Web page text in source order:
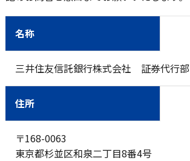
名称
三井住友信託銀行株式会社 証券代行部
住所
〒168-0063
東京都杉並区和泉二丁目8番4号